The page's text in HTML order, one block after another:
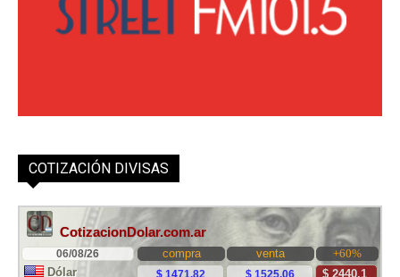
COTIZACIÓN DIVISAS